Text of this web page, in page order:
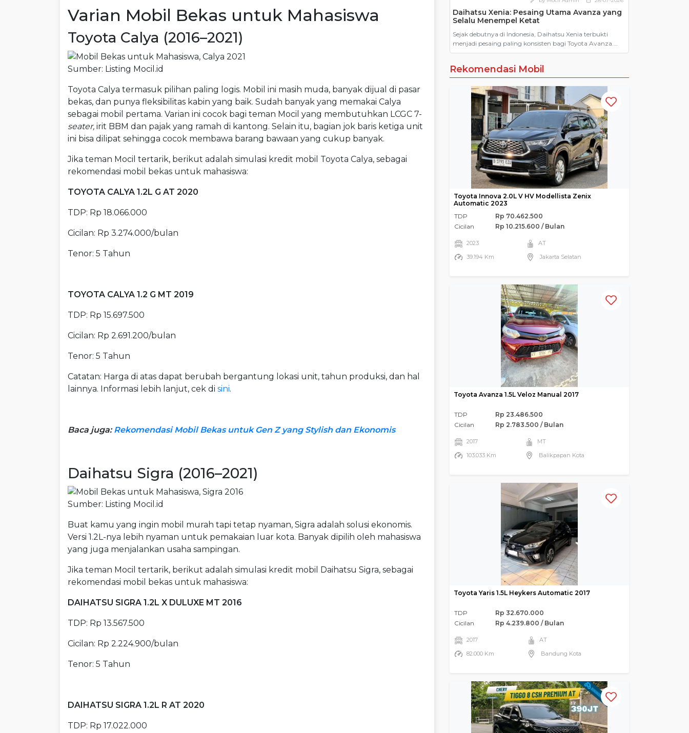
Varian Mobil Bekas untuk Mahasiswa
Toyota Calya (2016–2021)
Sumber: Listing Mocil.id
Toyota Calya termasuk pilihan paling logis. Mobil ini masih muda, banyak dijual di pasar
bekas, dan punya fleksibilitas kabin yang baik. Sudah banyak yang memakai Calya
sebagai mobil pertama. Varian ini cocok bagi teman Mocil yang membutuhkan LCGC 7-
seater, irit BBM dan pajak yang ramah di kantong. Selain itu, bagian jok baris ketiga unit
ini bisa dilipat sehingga cocok membawa barang bawaan yang cukup banyak.
Jika teman Mocil tertarik, berikut adalah simulasi kredit mobil Toyota Calya, sebagai
rekomendasi mobil bekas untuk mahasiswa:
TOYOTA CALYA 1.2L G AT 2020
TDP: Rp 18.066.000
Cicilan: Rp 3.274.000/bulan
Tenor: 5 Tahun
TOYOTA CALYA 1.2 G MT 2019
TDP: Rp 15.697.500
Cicilan: Rp 2.691.200/bulan
Tenor: 5 Tahun
Catatan: Harga di atas dapat berubah bergantung lokasi unit, tahun produksi, dan hal
lainnya. Informasi lebih lanjut, cek di sini.
Baca juga: Rekomendasi Mobil Bekas untuk Gen Z yang Stylish dan Ekonomis
Daihatsu Sigra (2016–2021)
Sumber: Listing Mocil.id
Buat kamu yang ingin mobil murah tapi tetap nyaman, Sigra adalah solusi ekonomis.
Versi 1.2L-nya lebih nyaman untuk pemakaian luar kota. Banyak dipilih oleh mahasiswa
yang juga menjalankan usaha sampingan.
Jika teman Mocil tertarik, berikut adalah simulasi kredit mobil Daihatsu Sigra, sebagai
rekomendasi mobil bekas untuk mahasiswa:
DAIHATSU SIGRA 1.2L X DULUXE MT 2016
TDP: Rp 13.567.500
Cicilan: Rp 2.224.900/bulan
Tenor: 5 Tahun
DAIHATSU SIGRA 1.2L R AT 2020
TDP: Rp 17.022.000
Daihatsu Xenia: Pesaing Utama Avanza yang
Selalu Menempel Ketat
Sejak debutnya di Indonesia, Daihatsu Xenia terbukti
menjadi pesaing paling konsisten bagi Toyota Avanza.
Dengan populasi lebih dari 730 ribu unit, temukan alasan
tinggi di Mocil.id.
Rekomendasi Mobil
Toyota Innova 2.0L V HV Modellista Zenix
Automatic 2023
TDP
Rp 70.462.500
Cicilan
Rp 10.215.600 / Bulan
2023
39.194 Km
AT
Jakarta Selatan
Toyota Avanza 1.5L Veloz Manual 2017
TDP
Rp 23.486.500
Cicilan
Rp 2.783.500 / Bulan
2017
103.033 Km
MT
Balikpapan Kota
Toyota Yaris 1.5L Heykers Automatic 2017
TDP
Rp 32.670.000
Cicilan
Rp 4.239.800 / Bulan
2017
82.000 Km
AT
Bandung Kota